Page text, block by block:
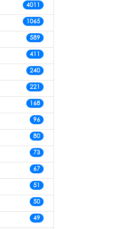
4011
1065
589
411
240
221
168
96
80
73
67
51
50
49